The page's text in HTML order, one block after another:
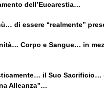
dell’Eucarestia…
di essere “realmente”
Corpo e Sangue… in
il Suo Sacrificio…
Alleanza”…